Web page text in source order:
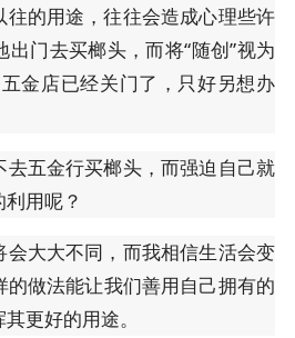
往的用途，往往会造成心理些许
门去买榔头，而将“随创”视为
金店已经关门了，只好另想办
去五金行买榔头，而强迫自己就
用呢？
会大大不同，而我相信生活会变
做法能让我们善用自己拥有的
更好的用途。